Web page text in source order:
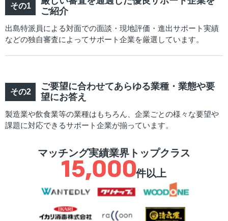
ご紹介
出島特派員による対面での面談・現地評価・進出サポート実績
などの独自審査によってサポート企業を厳選しています。
ご要望に合わせてあらゆる業種・業態や要
望にお答え
製造業や飲食業等の業種はもちろん、企業ごとの様々な要望や
課題に対応できるサポート企業が揃っています。
マッチング実績業界トップクラス
件以上